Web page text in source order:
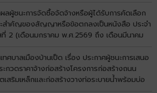
นแก่น จังหวัดขอนแก่น ด้วยวิธีประกวดราคาอิเล็ก
ส์ (e-bidding)
ผลผู้ชนะการจัดซื้อจัดจ้างหรือผู้ได้รับการคัดเลือก
ะสำคัญของสัญญาหรือข้อตกลงเป็นหนังสือ ประจำ
ที่ 2 (เดือนมกราคม พ.ศ.2569 ถึง เดือนมีนาคม
ทศบาลเมืองบ้านเป็ด เรื่อง ประกาศผู้ชนะการเสนอ
ะกวดราคาจ้างก่อสร้างโครงการก่อสร้างถนน
สริมเหล็กและก่อสร้างวางท่อระบายน้ำพร้อมบ่อ